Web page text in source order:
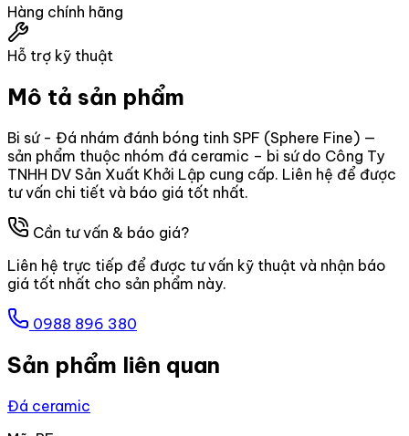
Hàng chính hãng
Hỗ trợ kỹ thuật
Mô tả sản phẩm
Bi sứ - Đá nhám đánh bóng tinh SPF (Sphere Fine) —
sản phẩm thuộc nhóm đá ceramic – bi sứ do Công Ty
TNHH DV Sản Xuất Khởi Lập cung cấp. Liên hệ để được
tư vấn chi tiết và báo giá tốt nhất.
Cần tư vấn & báo giá?
Liên hệ trực tiếp để được tư vấn kỹ thuật và nhận báo
giá tốt nhất cho sản phẩm này.
0988 896 380
Sản phẩm liên quan
Đá ceramic